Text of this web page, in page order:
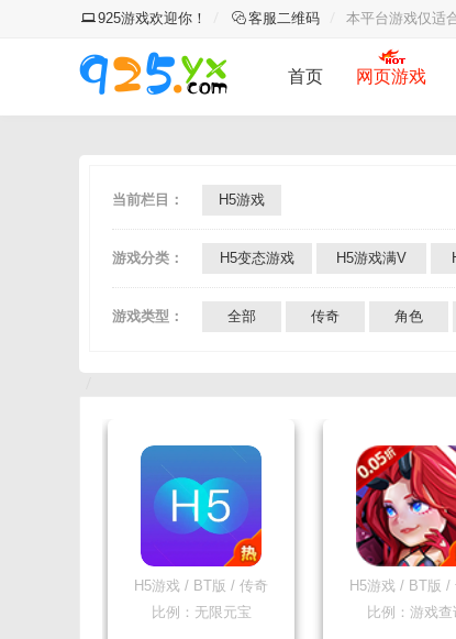
925游戏欢迎你！ 客服二维码 本平台游戏仅适
首页 网页游戏
当前栏目： H5游戏
游戏分类： H5变态游戏 H5游戏满V
游戏类型： 全部 传奇 角色
H5游戏 / BT版 / 传奇
比例：无限元宝
H5游戏 / BT版 /
比例：游戏查